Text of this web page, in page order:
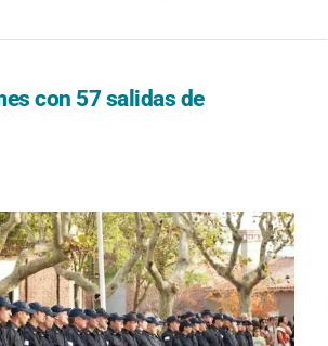
con 57 salidas de